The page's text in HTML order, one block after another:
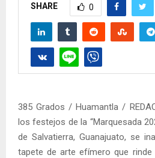
SHARE 0
385 Grados / Huamantla /
los festejos de la “Marquesada
de Salvatierra, Guanajuato, se
tapete de arte efímero que